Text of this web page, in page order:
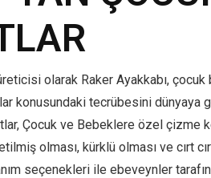
olarak Raker Ayakkabı,
konusundaki tecrübesini dünyaya
Çocuk ve Bebeklere özel çizme
olması, kürklü olması ve cırt
seçenekleri ile ebeveynler